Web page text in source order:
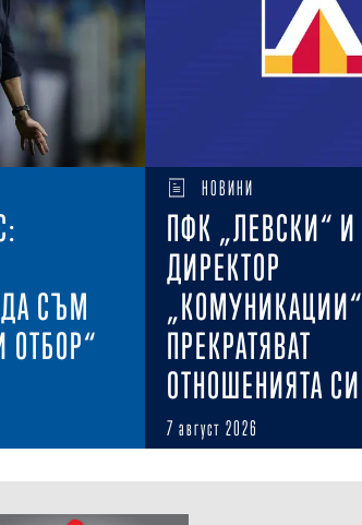
СЪМ
ОТБОР“
НОВИНИ
ПФК „ЛЕВСКИ“ И
ДИРЕКТОР
„КОМУНИКАЦИИ“
ПРЕКРАТЯВАТ
ОТНОШЕНИЯТА СИ
7 август 2026